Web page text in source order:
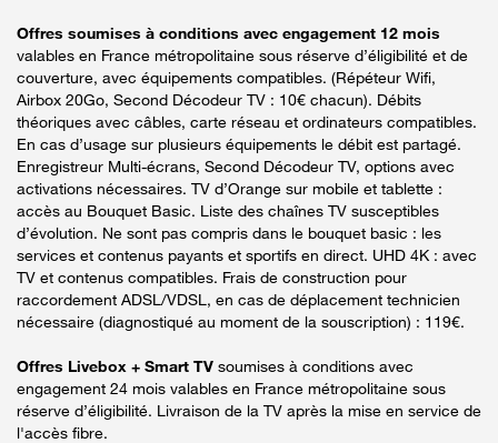
Offres soumises à conditions avec engagement 12 mois
valables en France métropolitaine sous réserve d’éligibilité et de
couverture, avec équipements compatibles. (Répéteur Wifi,
Airbox 20Go, Second Décodeur TV : 10€ chacun). Débits
théoriques avec câbles, carte réseau et ordinateurs compatibles.
En cas d’usage sur plusieurs équipements le débit est partagé.
Enregistreur Multi-écrans, Second Décodeur TV, options avec
activations nécessaires. TV d’Orange sur mobile et tablette :
accès au Bouquet Basic. Liste des chaînes TV susceptibles
d’évolution. Ne sont pas compris dans le bouquet basic : les
services et contenus payants et sportifs en direct. UHD 4K : avec
TV et contenus compatibles. Frais de construction pour
raccordement ADSL/VDSL, en cas de déplacement technicien
nécessaire (diagnostiqué au moment de la souscription) : 119€.
Offres Livebox + Smart TV soumises à conditions avec
engagement 24 mois valables en France métropolitaine sous
réserve d’éligibilité. Livraison de la TV après la mise en service de
l'accès fibre.